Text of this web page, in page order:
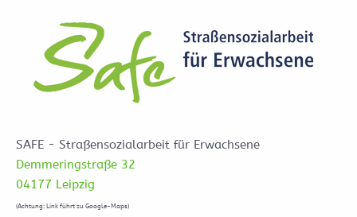
SAFE - Straßensozialarbeit für Erwachsene
Demmeringstraße 32
04177 Leipzig
(Achtung: Link führt zu Google-Maps)